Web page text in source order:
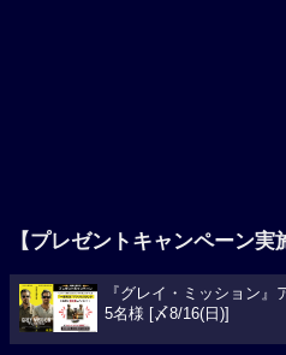
【プレゼントキャンペーン実
『グレイ・ミッション』
5名様 [〆8/16(日)]